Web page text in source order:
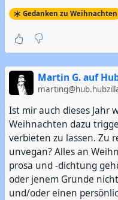
Gedanken zu Weihnachten
Martin G. auf
Ist mir auch dieses Jahr
Weihnachten dazu
verbieten zu lassen. Zu
unvegan? Alles an
prosa und -dichtung
oder jenem Grunde
und/oder einen